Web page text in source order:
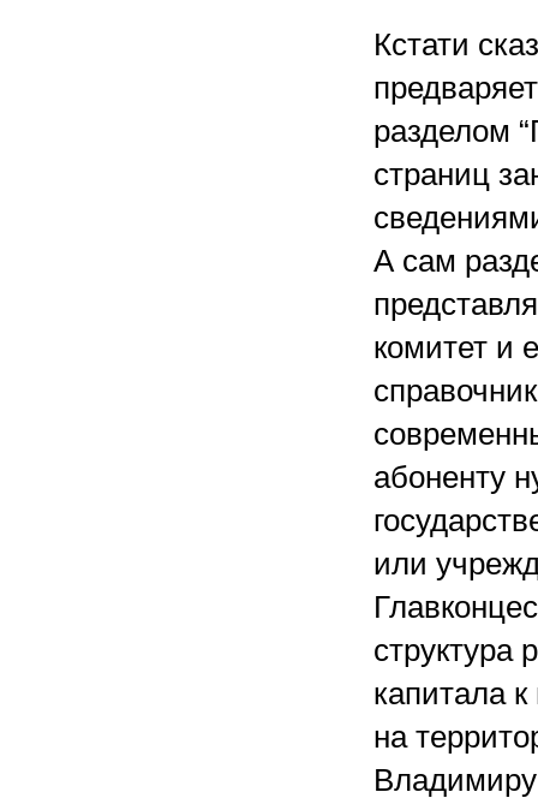
Кстати
разделом
страниц
А сам
комитет и
абоненту
или
структура
капитала
на